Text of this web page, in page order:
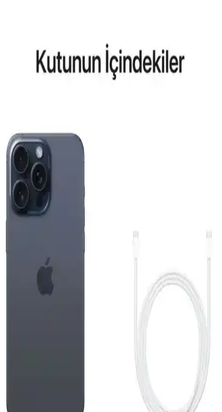
tasarım ve fonksiyonellik açısından bilgiler içerir.
Reeder P13 Blue Max 2022 ve Lite 2022
Modellerinin Karşılaştırması ve Özellikleri
General Mobile GM 23 SE ve Casper VIA X40 Akıllı
Telefon Modellerinin Detaylı Karşılaştırması
İki telefonun ekran, pil, kamera ve performans özelliklerini
karşılaştırıyoruz. Günlük kullanımda avantajlar ve sınırlamalar
hakkında kapsamlı bilgi sunuyoruz.
Apple iPhone Air 512 GB Pamuk Beyazı: Hafif
Tasarım ve Yüksek Performanslı Akıllı Telefon
Apple iPhone Air 512 GB, ince ve hafif tasarımı, güçlü ekran ve
gelişmiş kamera sistemiyle günlük kullanımda yüksek performans
sunar.
Reeder S19 Max Beyaz Akıllı Telefon Günlük
Kullanım ve Özellikleri Detaylı İnceleme
Reeder S19 Max, şık tasarım, güçlü performans ve dayanıklılığıyla
günlük kullanım için ideal bir akıllı telefon. 4GB RAM ve 64GB
avantajlarıyla günlük ve profesyonel kullanımda fark yaratıyor.
Reeder S19 Max ve Pro Modellerinin Detaylı